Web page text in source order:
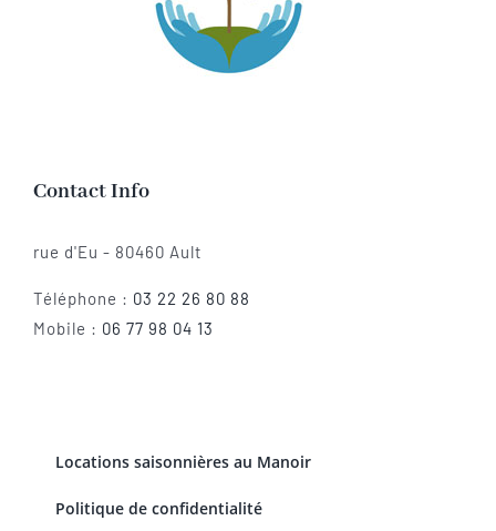
Contact Info
rue d'Eu - 80460 Ault
Téléphone : 03 22 26 80 88
Mobile : 06 77 98 04 13
Locations saisonnières au Manoir
Politique de confidentialité